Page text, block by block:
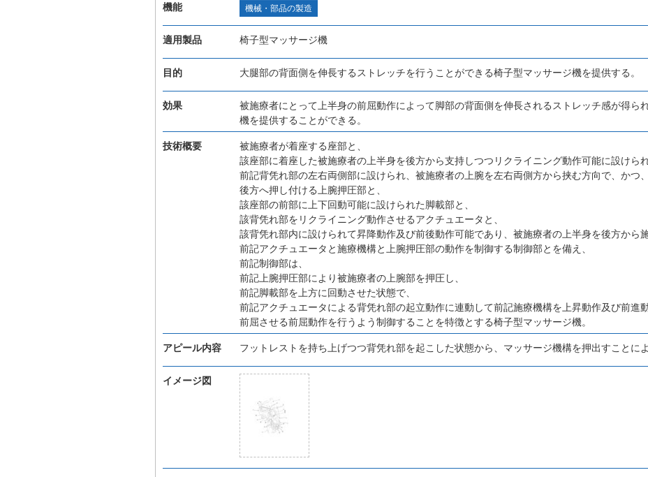
機能 機械・部品の製造
適用製品 椅子型マッサージ機
目的 大腿部の背面側を伸長するストレッチを行うことができる椅子型マッサージ機を提供する。
効果
被施療者にとって上半身の前屈動作によって脚部の背面側を伸長されるストレッチ感が得ら
機を提供することができる。
技術概要
被施療者が着座する座部と、
該座部に着座した被施療者の上半身を後方から支持しつつリクライニング動作可能に設けら
前記背凭れ部の左右両側部に設けられ、被施療者の上腕を左右両側方から挟む方向で、かつ
後方へ押し付ける上腕押圧部と、
該座部の前部に上下回動可能に設けられた脚載部と、
該背凭れ部をリクライニング動作させるアクチュエータと、
該背凭れ部内に設けられて昇降動作及び前後動作可能であり、被施療者の上半身を後方から
前記アクチュエータと施療機構と上腕押圧部の動作を制御する制御部とを備え、
前記制御部は、
前記上腕押圧部により被施療者の上腕部を押圧し、
前記脚載部を上方に回動させた状態で、
前記アクチュエータによる背凭れ部の起立動作に連動して前記施療機構を上昇動作及び前進
前屈させる前屈動作を行うよう制御することを特徴とする椅子型マッサージ機。
アピール内容 フットレストを持ち上げつつ背凭れ部を起こした状態から、マッサージ機構を押出すことに
イメージ図